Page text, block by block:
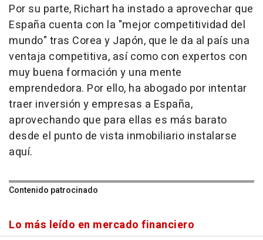
Por su parte, Richart ha instado a aprovechar que
España cuenta con la "mejor competitividad del
mundo" tras Corea y Japón, que le da al país una
ventaja competitiva, así como con expertos con
muy buena formación y una mente
emprendedora. Por ello, ha abogado por intentar
traer inversión y empresas a España,
aprovechando que para ellas es más barato
desde el punto de vista inmobiliario instalarse
aquí.
Contenido patrocinado
Lo más leído en mercado financiero